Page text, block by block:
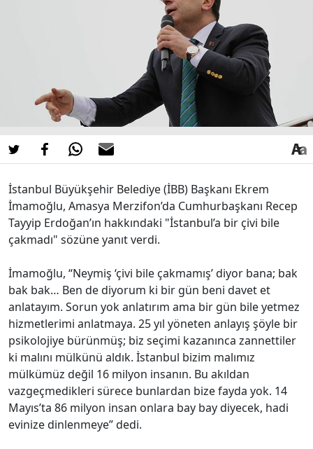
İstanbul Büyükşehir Belediye (İBB) Başkanı Ekrem
İmamoğlu, Amasya Merzifon’da Cumhurbaşkanı Recep
Tayyip Erdoğan’ın hakkındaki "İstanbul’a bir çivi bile
çakmadı" sözüne yanıt verdi.
İmamoğlu, “Neymiş ‘çivi bile çakmamış’ diyor bana; bak
bak bak… Ben de diyorum ki bir gün beni davet et
anlatayım. Sorun yok anlatırım ama bir gün bile yetmez
hizmetlerimi anlatmaya. 25 yıl yöneten anlayış şöyle bir
psikolojiye bürünmüş; biz seçimi kazanınca zannettiler
ki malını mülkünü aldık. İstanbul bizim malımız
mülkümüz değil 16 milyon insanın. Bu akıldan
vazgeçmedikleri sürece bunlardan bize fayda yok. 14
Mayıs’ta 86 milyon insan onlara bay bay diyecek, hadi
evinize dinlenmeye” dedi.